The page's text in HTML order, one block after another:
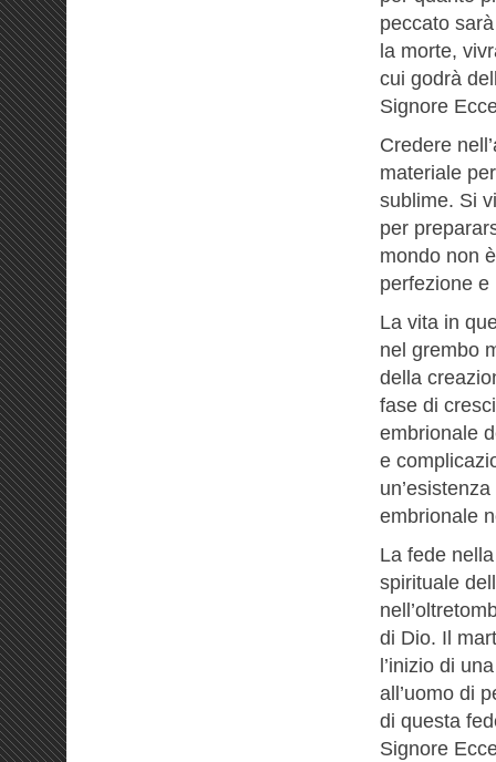
peccato
la morte,
cui godrà
Signore
Credere
materiale
sublime. Si
per
mondo non
perfezione
La vita in
nel grembo
della
fase di
embrionale
e
embrionale
La fede
spirituale
di Dio. Il
l’inizio di
all’uomo di
di questa
Signore